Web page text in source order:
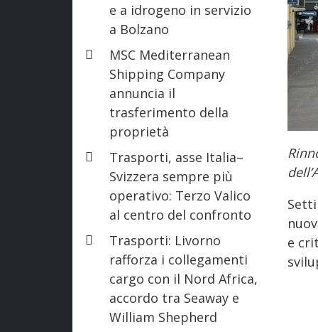
e a idrogeno in servizio
a Bolzano
MSC Mediterranean
Shipping Company
annuncia il
trasferimento della
proprietà
Trasporti, asse Italia–
Svizzera sempre più
operativo: Terzo Valico
al centro del confronto
Trasporti: Livorno
rafforza i collegamenti
cargo con il Nord Africa,
accordo tra Seaway e
William Shepherd
e